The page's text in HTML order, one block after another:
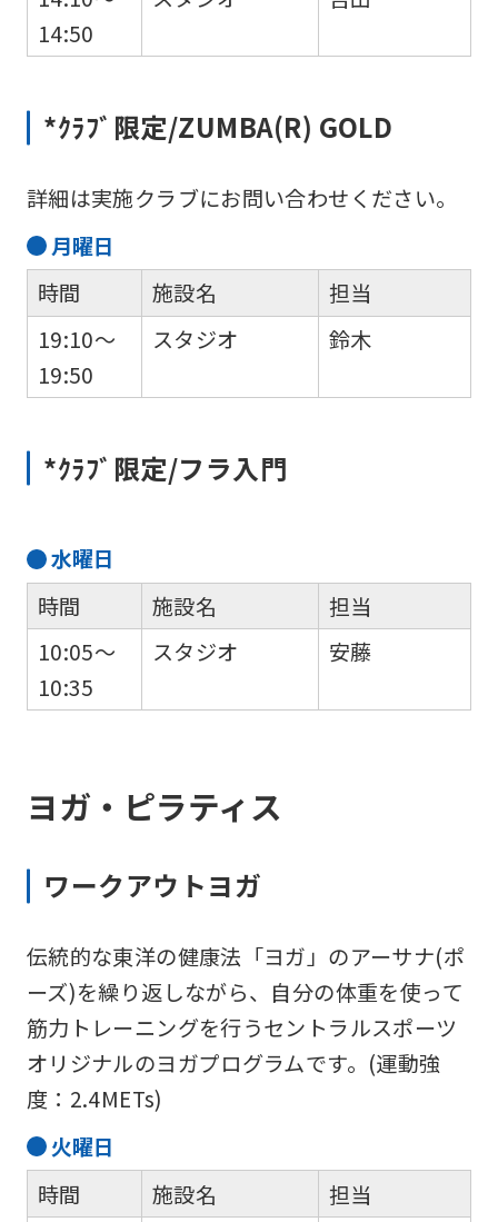
14:50
*ｸﾗﾌﾞ限定/ZUMBA(R) GOLD
詳細は実施クラブにお問い合わせください。
月曜日
時間
19:10～
19:50
施設名
スタジオ
担当
鈴木
*ｸﾗﾌﾞ限定/フラ入門
水曜日
時間
10:05～
10:35
施設名
スタジオ
担当
安藤
ヨガ・ピラティス
ワークアウトヨガ
伝統的な東洋の健康法「ヨガ」のアーサナ(ポ
ーズ)を繰り返しながら、自分の体重を使って
筋力トレーニングを行うセントラルスポーツ
オリジナルのヨガプログラムです。(運動強
度：2.4METs)
火曜日
時間
施設名
担当
of
website
be
mechanically,
an
The
translation
original
We
that
you
fully
understand